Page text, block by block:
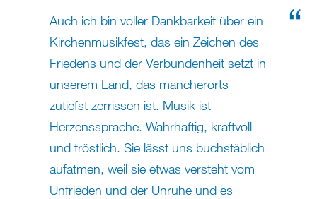
Auch ich bin voller Dankbarkeit über ein
Kirchenmusikfest, das ein Zeichen des
Friedens und der Verbundenheit setzt in
unserem Land, das mancherorts
zutiefst zerrissen ist. Musik ist
Herzenssprache. Wahrhaftig, kraftvoll
und tröstlich. Sie lässt uns buchstäblich
aufatmen, weil sie etwas versteht vom
Unfrieden und der Unruhe und es